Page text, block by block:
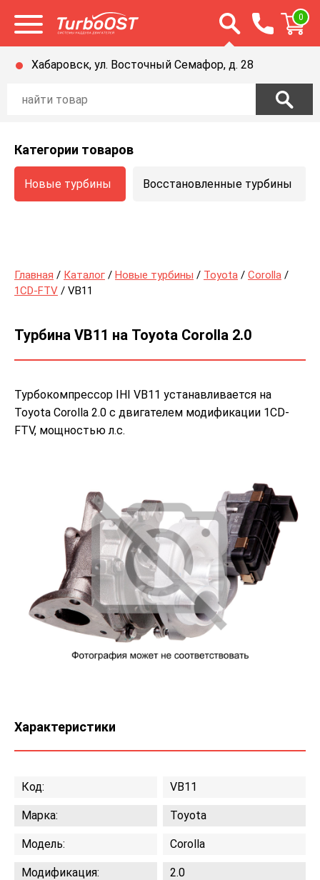
Открыть меню Открыть строку
0
Хабаровск, ул. Восточный Семафор, д. 28
Категории товаров
Новые турбины Восстановленные турбины
Главная / Каталог / Новые турбины / Toyota / Corolla /
1CD-FTV / VB11
Турбина VB11 на Toyota Corolla 2.0
Турбокомпрессор IHI VB11 устанавливается на
Toyota Corolla 2.0 с двигателем модификации 1CD-
FTV, мощностью л.с.
Характеристики
Код: VB11
Марка: Toyota
Модель: Corolla
Модификация: 2.0